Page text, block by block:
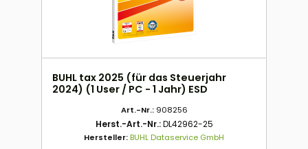
BUHL tax 2025 (für das Steuerjahr
2024) (1 User / PC - 1 Jahr) ESD
Art.-Nr.: 908256
Herst.-Art.-Nr.:DL42962-25
Hersteller:BUHL Dataservice GmbH